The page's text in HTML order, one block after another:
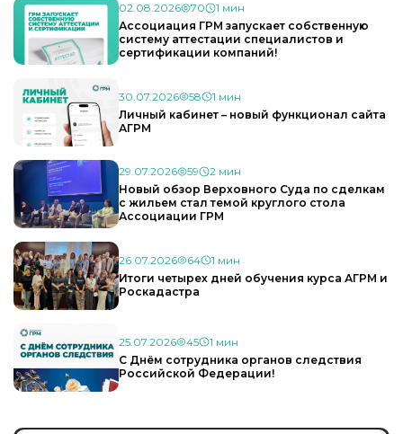
02.08.2026 70
1 мин
Ассоциация ГРМ запускает собственную
систему аттестации специалистов и
сертификации компаний!
30.07.2026 58
1 мин
Личный кабинет – новый функционал сайта
АГРМ
29.07.2026 59
2 мин
Новый обзор Верховного Суда по сделкам
с жильем стал темой круглого стола
Ассоциации ГРМ
26.07.2026 64
1 мин
Итоги четырех дней обучения курса АГРМ и
Роскадастра
25.07.2026 45
1 мин
С Днём сотрудника органов следствия
Российской Федерации!